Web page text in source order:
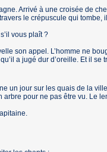
Arrivé à une croisée de
le crépuscule qui tombe,
vous plaît ?
son appel. L’homme ne
a jugé dur d’oreille. Et il se
un jour sur les quais de la
pour ne pas être vu. Le